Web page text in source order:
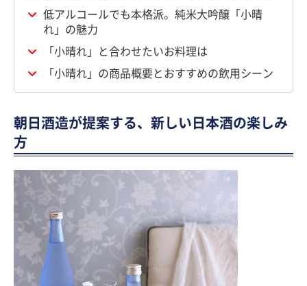
低アルコールでも本格派。純米大吟醸「小晴
れ」の魅力
「小晴れ」と合わせたいお料理は
「小晴れ」の商品概要とおすすめの飲用シーン
朝日酒造が提案する、新しい日本酒の楽しみ
方